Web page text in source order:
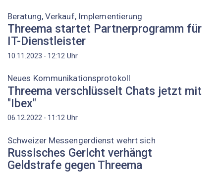
Beratung, Verkauf, Implementierung
Threema startet Partnerprogramm für
IT-Dienstleister
10.11.2023 - 12:12 Uhr
Neues Kommunikationsprotokoll
Threema verschlüsselt Chats jetzt mit
"Ibex"
06.12.2022 - 11:12 Uhr
Schweizer Messengerdienst wehrt sich
Russisches Gericht verhängt
Geldstrafe gegen Threema